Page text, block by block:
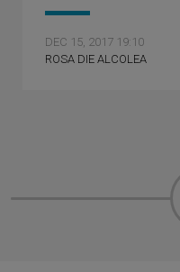
DEC 15, 2017 19:10
ROSA DIE ALCOLEA